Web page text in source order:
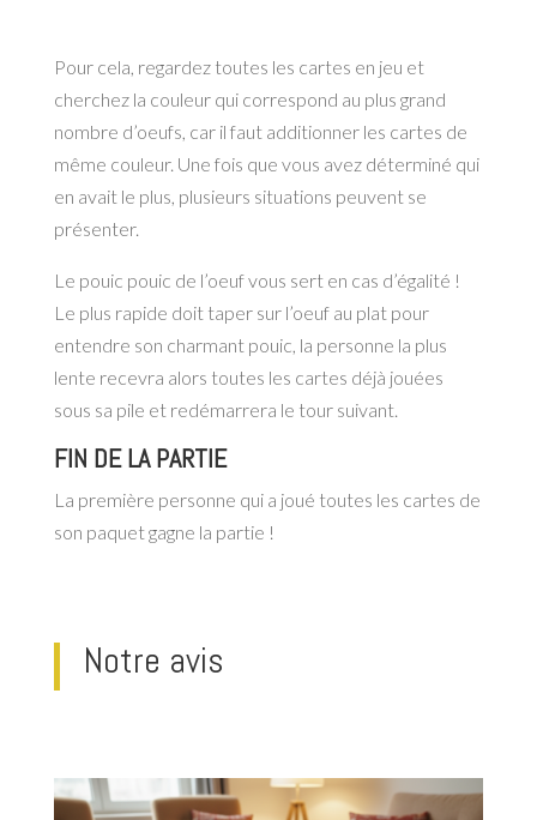
Pour cela, regardez toutes les cartes en jeu et
cherchez la couleur qui correspond au plus grand
nombre d’oeufs, car il faut additionner les cartes de
même couleur. Une fois que vous avez déterminé qui
en avait le plus, plusieurs situations peuvent se
présenter.
Le pouic pouic de l’oeuf vous sert en cas d’égalité !
Le plus rapide doit taper sur l’oeuf au plat pour
entendre son charmant pouic, la personne la plus
lente recevra alors toutes les cartes déjà jouées
sous sa pile et redémarrera le tour suivant.
FIN DE LA PARTIE
La première personne qui a joué toutes les cartes de
son paquet gagne la partie !
Notre avis